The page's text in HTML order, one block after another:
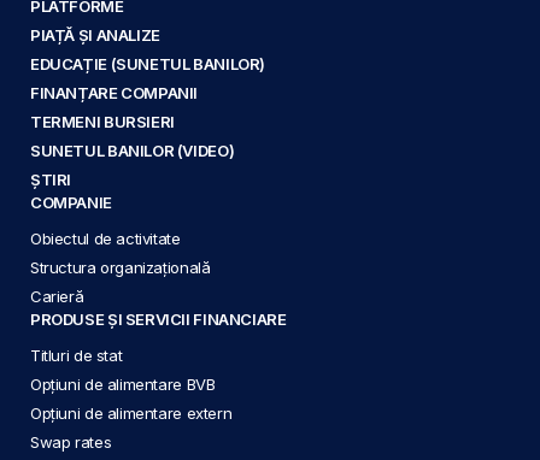
PLATFORME
PIAȚĂ ȘI ANALIZE
EDUCAȚIE (SUNETUL BANILOR)
FINANȚARE COMPANII
TERMENI BURSIERI
SUNETUL BANILOR (VIDEO)
ȘTIRI
COMPANIE
Obiectul de activitate
Structura organizațională
Carieră
PRODUSE ȘI SERVICII FINANCIARE
Titluri de stat
Opțiuni de alimentare BVB
Opțiuni de alimentare extern
Swap rates